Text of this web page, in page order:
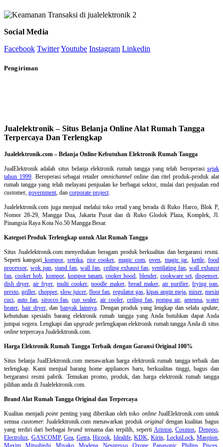
Social Media
Facebook TwitterYoutube Instagram Linkedin
Pengiriman
Jualelektronik – Situs Belanja Online Alat Rumah Tangga
Terpercaya Dan Terlengkap
Jualelektronik.com – Belanja Online Kebutuhan Elektronik Rumah Tangga
JualElektronik adalah situs belanja elektronik rumah tanggayang telah beroperasisejak
tahun 1999. Beroperasi sebagai retaileromnichannel online dan ritel produk-produk alat
rumah tangga yang telah melayani penjualan ke berbagai sektor, mulai dari penjualan end
customer, government, dan corporate project.
Jualelektronik.com juga menjual melalui toko retail yang berada di Ruko Harco, Blok P,
Nomor 28-29, Mangga Dua, Jakarta Pusat dan di Ruko Glodok Plaza, Komplek, Jl.
Pinangsia Raya Kota No.50 Mangga Besar.
Kategori Produk Terlengkap untuk Alat Rumah Tangga
Situs Jualelektronik.com menyediakan beragam produk berkualitas dan bergaransi resmi.
Seperti kategori kompor,setrika, rice cooker, magic com,oven, magic jar, kettle,food
processor,wok pan,stand fan,wall fan, ceiling exhaust fan, ventilating fan, wall exhaust
fan,cooker hob, kompor, kompor tanam,cooker hood, blender, cookware set,dispenser,
dish dryer,air fryer,multi cooker,noodle maker, bread maker, air purifier, frying pan,
presto,griller,chopper,slow juicer,floor fan, regulator gas, kipas angin meja, mixer,mesin
cuci, auto fan, sirocco fan,cup sealer,air cooler, ceiling fan,pompa air,antenna,water
heater, hair dryer, dan banyak lainnya. Dengan produk yang lengkap dan selalu update,
kebutuhan spesialis barang elektronik rumah tangga yang Anda butuhkan dapat Anda
jumpai segera. Lengkapi danupgrade perlengkapan elektronik rumah tangga Anda di situs
online terpercaya Jualelektronik.com.
Harga Elektronik Rumah Tangga Terbaik dengan Garansi Original 100%
Situs belanjaJualElektronik.com menawarkan harga elektronik rumah tangga terbaik dan
terlengkap. Kami menjual barang home appliances baru, berkualitas tinggi, bagus dan
bergaransi resmi pabrik. Temukan promo, produk, dan harga elektronik rumah tangga
pilihan anda di Jualelektronik.com.
Brand Alat Rumah Tangga Original dan Terpercaya
Kualitas menjadipointpenting yang diberikan oleh toko onlineJualElektronik.com untuk
semua customer. Jualelektronik.com menawarkan produkoriginal dengan kualitas bagus
yang terdiri dari berbagai brandternama dan terpilih, seperti Ariston,Cosmos,Denpoo,
Electrolux, GASCOMP,Gea, Getra,Hicook, Idealife,KDK, Kirin, LocknLock,Maspion,
Maxim ,Mitsubishi Miyako,Modena Nespresso, Oxone,Panasonic Philips, Pisces